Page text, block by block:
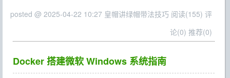
posted @ 2025-04-22 10:27 皇帽讲绿帽带法技巧 阅读(155) 评
论(0) 推荐(0)
Docker 搭建微软 Windows 系统指南